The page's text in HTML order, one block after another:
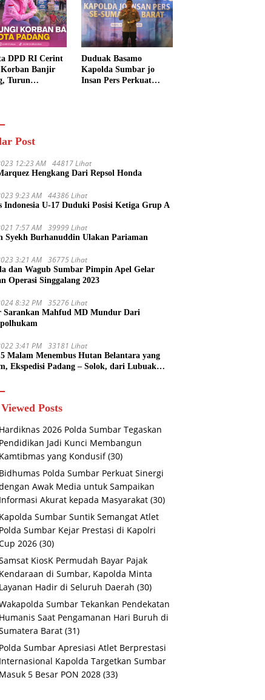
DPD RI Cerint
Banjir
Turun
Duduak Basamo
Kapolda Sumbar jo
Insan Pers Perkuat
Post
12:23 AM 44817 Lihat
Hengkang Dari Repsol Honda
9:23 AM 44386 Lihat
Indonesia U-17 Duduki Posisi Ketiga Grup A
7:57 AM 39999 Lihat
Syekh Burhanuddin Ulakan Pariaman
3:21 AM 36775 Lihat
dan Wagub Sumbar Pimpin Apel Gelar
Operasi Singgalang 2023
8:32 PM 35276 Lihat
Sarankan Mahfud MD Mundur Dari
3:41 PM 33181 Lihat
Malam Menembus Hutan Belantara yang
Ekspedisi Padang – Solok, dari Lubuak
Posts
Hardiknas 2026 Polda Sumbar Tegaskan
Pendidikan Jadi Kunci Membangun
Kamtibmas yang Kondusif (30)
Bidhumas Polda Sumbar Perkuat Sinergi
Awak Media untuk Sampaikan
Informasi Akurat kepada Masyarakat (30)
Kapolda Sumbar Suntik Semangat Atlet
Polda Sumbar Kejar Prestasi di Kapolri
2026 (30)
KiosK Permudah Bayar Pajak
Kendaraan di Sumbar, Kapolda Minta
Layanan Hadir di Seluruh Daerah (30)
Sumbar Tekankan Pendekatan
Humanis Saat Pengamanan Hari Buruh di
Barat (31)
Polda Sumbar Apresiasi Atlet Berprestasi
Internasional Kapolda Targetkan Sumbar
Masuk 5 Besar PON 2028 (33)